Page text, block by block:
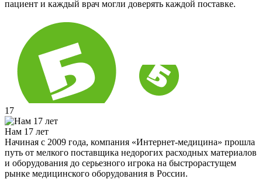
пациент и каждый врач могли доверять каждой поставке.
17
Нам 17 лет
Начиная с 2009 года, компания «Интернет-медицина» прошла
путь от мелкого поставщика недорогих расходных материалов
и оборудования до серьезного игрока на быстрорастущем
рынке медицинского оборудования в России.